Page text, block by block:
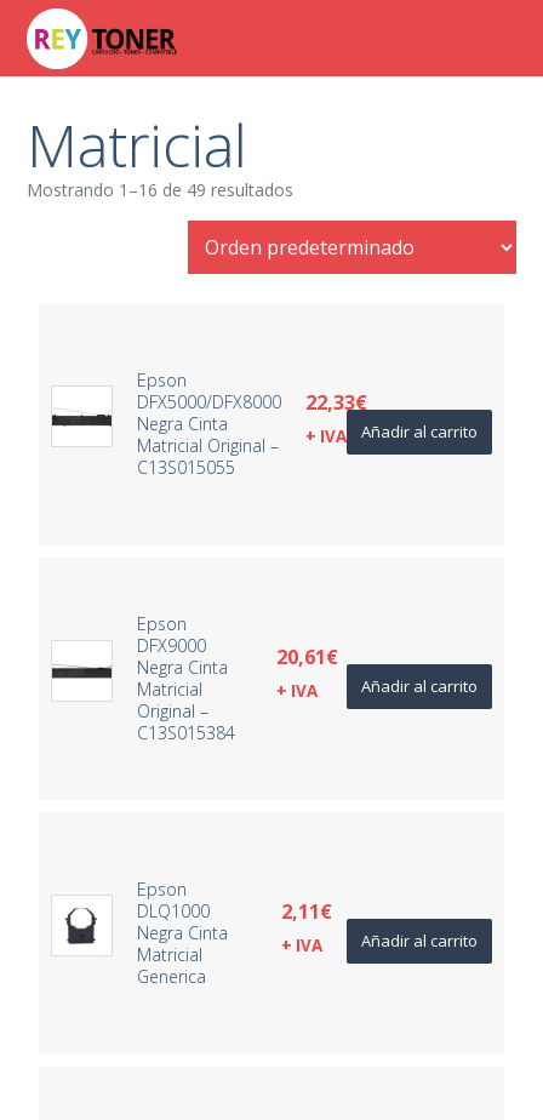
Matricial
Mostrando 1–16 de 49 resultados
Epson
DFX5000/DFX8000
Negra Cinta
Matricial Original –
C13S015055
22,33€
+ IVA Añadir al carrito
Epson
DFX9000
Negra Cinta
Matricial
Original –
C13S015384
20,61€
+ IVA Añadir al carrito
Epson
DLQ1000
Negra Cinta
Matricial
Generica
2,11€
+ IVA Añadir al carrito